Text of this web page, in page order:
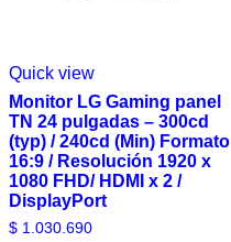
Quick view
Monitor LG Gaming panel
TN 24 pulgadas – 300cd
(typ) / 240cd (Min) Formato
16:9 / Resolución 1920 x
1080 FHD/ HDMI x 2 /
DisplayPort
$ 1.030.690